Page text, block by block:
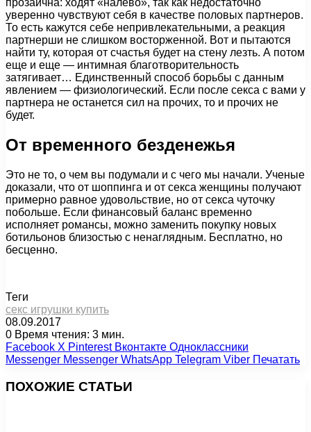
прозаична: ходят «налево», так как недостаточно
уверенно чувствуют себя в качестве половых партнеров.
То есть кажутся себе непривлекательными, а реакция
партнерши не слишком восторженной. Вот и пытаются
найти ту, которая от счастья будет на стену лезть. А потом
еще и еще — интимная благотворительность
затягивает… Единственный способ борьбы с данным
явлением — физиологический. Если после секса с вами у
партнера не останется сил на прочих, то и прочих не
будет.
От временного безденежья
Это не то, о чем вы подумали и с чего мы начали. Ученые
доказали, что от шоппинга и от секса женщины получают
примерно равное удовольствие, но от секса чуточку
побольше. Если финансовый баланс временно
исполняет романсы, можно заменить покупку новых
ботильонов близостью с ненаглядным. Бесплатно, но
бесценно.
Теги
секс игрушки купить
08.09.2017
0 Время чтения: 3 мин.
Facebook X Pinterest Вконтакте Одноклассники
Messenger Messenger WhatsApp Telegram Viber Печатать
ПОХОЖИЕ СТАТЬИ